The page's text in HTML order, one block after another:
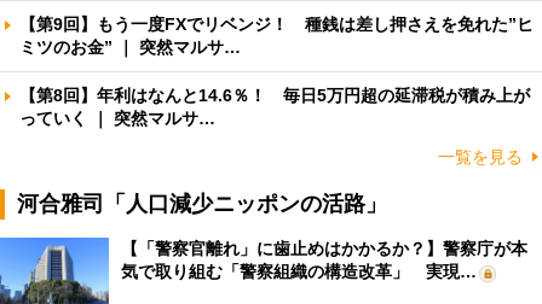
【第9回】もう一度FXでリベンジ！ 種銭は差し押さえを免れた”ヒ
ミツのお金” ｜ 突然マルサ…
【第8回】年利はなんと14.6％！ 毎日5万円超の延滞税が積み上が
っていく ｜ 突然マルサ…
一覧を見る
河合雅司「人口減少ニッポンの活路」
【「警察官離れ」に歯止めはかかるか？】警察庁が本
気で取り組む「警察組織の構造改革」 実現…